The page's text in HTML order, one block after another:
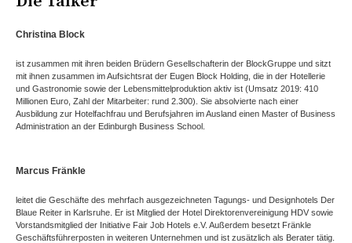
Christina Block
ist zusammen mit ihren beiden Brüdern Gesellschafterin der BlockGruppe und sitzt
mit ihnen zusammen im Aufsichtsrat der Eugen Block Holding, die in der Hotellerie
und Gastronomie sowie der Lebensmittelproduktion aktiv ist (Umsatz 2019: 410
Millionen Euro, Zahl der Mitarbeiter: rund 2.300). Sie absolvierte nach einer
Ausbildung zur Hotelfachfrau und Berufsjahren im Ausland einen Master of Business
Administration an der Edinburgh Business School.
Marcus Fränkle
leitet die Geschäfte des mehrfach ausgezeichneten Tagungs- und Designhotels Der
Blaue Reiter in Karlsruhe. Er ist Mitglied der Hotel Direktorenvereinigung HDV sowie
Vorstandsmitglied der Initiative Fair Job Hotels e.V. Außerdem besetzt Fränkle
Geschäftsführerposten in weiteren Unternehmen und ist zusätzlich als Berater tätig.